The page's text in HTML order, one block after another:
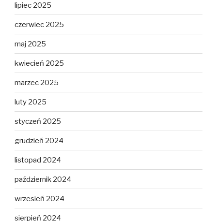
lipiec 2025
czerwiec 2025
maj 2025
kwiecień 2025
marzec 2025
luty 2025
styczeń 2025
grudzień 2024
listopad 2024
październik 2024
wrzesień 2024
sierpień 2024